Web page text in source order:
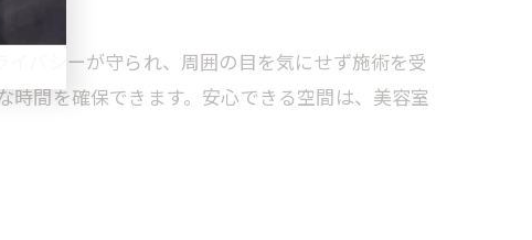
バシーが守られ、周囲の目を気にせず施術を受
時間を確保できます。安心できる空間は、美容室